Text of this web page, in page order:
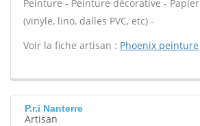
Peinture - Peinture décorative -
(vinyle, lino, dalles PVC, etc) -
Voir la fiche artisan : Phoenix peinture
P.r.i Nanterre
Artisan